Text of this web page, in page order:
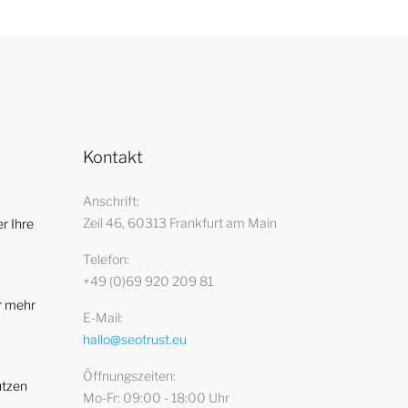
Ihre
mehr
Kontakt
Anschrift
Zeil 46, 60313 Frankfurt am Main
Telefon
+49 (0)69 920 209 81
E-Mail
hallo@seotrust.eu
Öffnungszeiten
Mo-Fr: 09:00 - 18:00 Uhr